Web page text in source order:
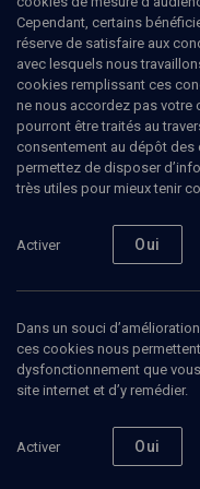
par Snoop
Ressusciter les sons
Laurence Haziza, directrice
Josh Dolgin (Socalled),
02 juillet 2026
Intervenants
Cependant, certains
réserve de satisfaire aux
avec lesquels nous
cookies remplissant ces
ne nous accordez pas votre
pourront être traités au
consentement au dépôt
permettez de disposer
très utiles pour mieux tenir
Activer Oui
Dans un souci
ces cookies nous
dysfonctionnement que
site internet et d’y remédier.
Activer Oui